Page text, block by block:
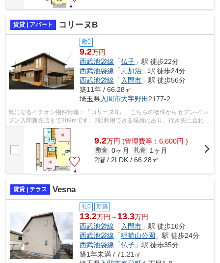
賃貸 | アパート コリーヌB
敷0
9.2万円
西武池袋線 「仏子 」駅 徒歩22分
西武池袋線 「元加治 」駅 徒歩24分
西武池袋線 「 入間市 」駅 徒歩56分
築11年 / 66.28㎡
埼玉県入間市大字野田2177-2
気になるイチオシ物件情報：「コリーヌB」。こちらの物件からセブン-イレ
ブン入間新光店まで309mです。2駅利用できる場所にあり、行き先に合わせ
て使い分けができます。インターネット...
9.2万円 (管理費等：6,600円 )
敷金 0ヶ月 礼金
1ヶ月
2階 / 2LDK / 66.28㎡
賃貸 | テラス Vesna
礼0 新築
13.2万円～ 13.3万円
西武池袋線 「 入間市 」駅 徒歩16分
西武池袋線 「稲荷山公園 」駅 徒歩24分
西武池袋線 「仏子 」駅 徒歩35分
築1年未満 / 71.21㎡